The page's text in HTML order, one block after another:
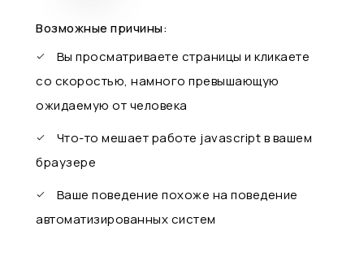
Возможные причины:
Вы просматриваете страницы и кликаете
со скоростью, намного превышающую
ожидаемую от человека
Что-то мешает работе javascript в вашем
браузере
Ваше поведение похоже на поведение
автоматизированных систем